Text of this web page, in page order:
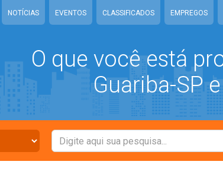
NOTÍCIAS EVENTOS CLASSIFICADOS EMPREGOS
O que você está
Guariba-SP